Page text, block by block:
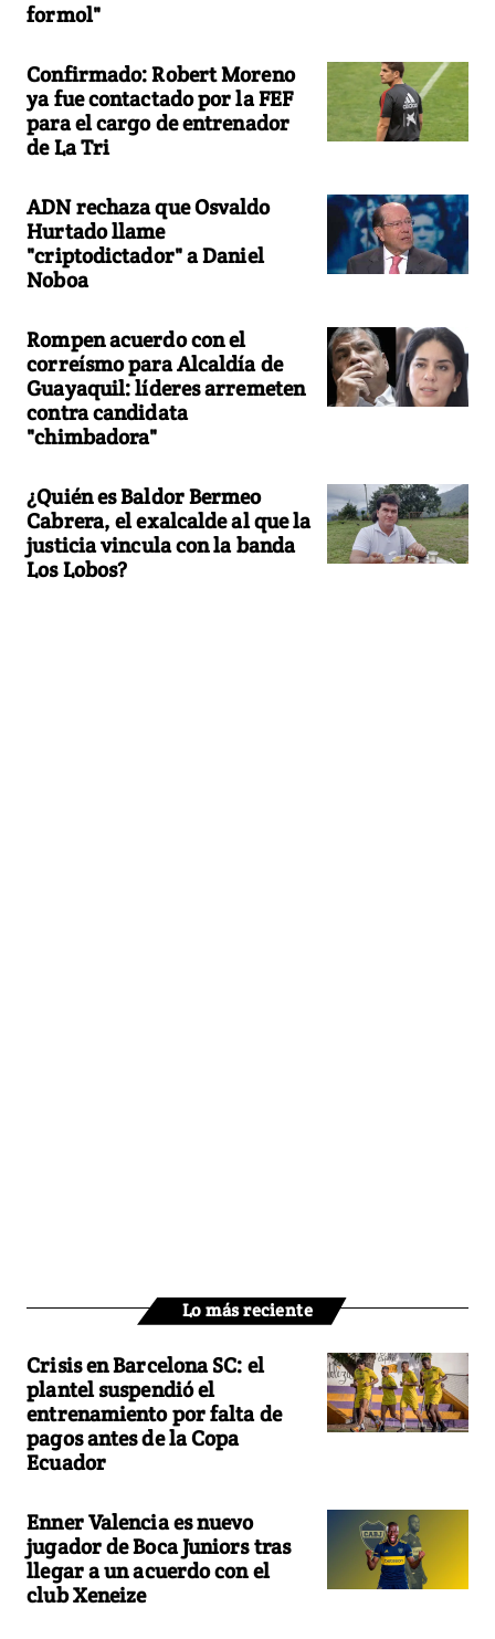
formol"
Confirmado: Robert Moreno
ya fue contactado por la FEF
para el cargo de entrenador
de La Tri
ADN rechaza que Osvaldo
Hurtado llame
"criptodictador" a Daniel
Noboa
Rompen acuerdo con el
correísmo para Alcaldía de
Guayaquil: líderes arremeten
contra candidata
"chimbadora"
¿Quién es Baldor Bermeo
Cabrera, el exalcalde al que la
justicia vincula con la banda
Los Lobos?
Lo más reciente
Crisis en Barcelona SC: el
plantel suspendió el
entrenamiento por falta de
pagos antes de la Copa
Ecuador
Enner Valencia es nuevo
jugador de Boca Juniors tras
llegar a un acuerdo con el
club Xeneize